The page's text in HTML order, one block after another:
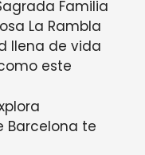
Familia
La Rambla
llena de vida
este
Barcelona te